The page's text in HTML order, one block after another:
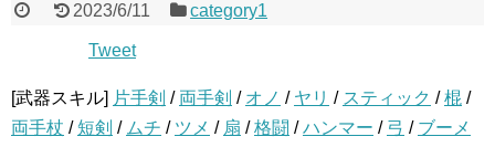
2023/6/11 category1
Tweet
[武器スキル] 片手剣 / 両手剣 / オノ / ヤリ / スティック /棍 /
両手杖 /短剣 / ムチ / ツメ / 扇 /格闘 /ハンマー / 弓 / ブーメ